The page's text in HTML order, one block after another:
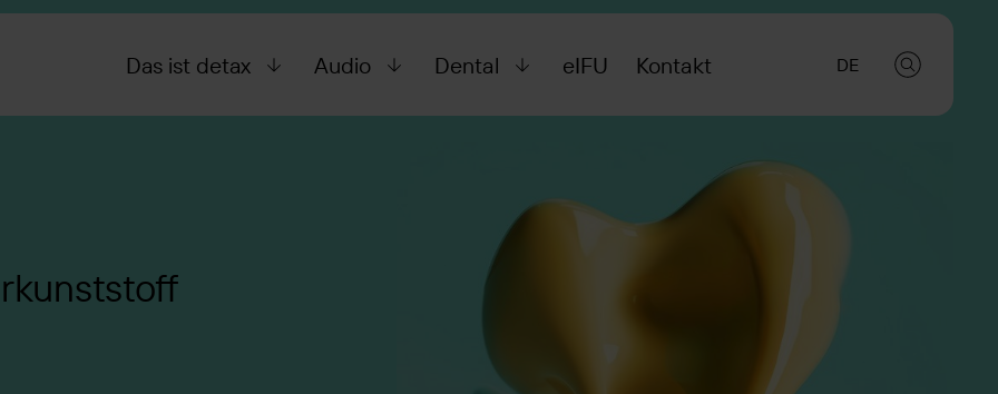
Das ist detax Audio Dental eIFU Kontakt DE